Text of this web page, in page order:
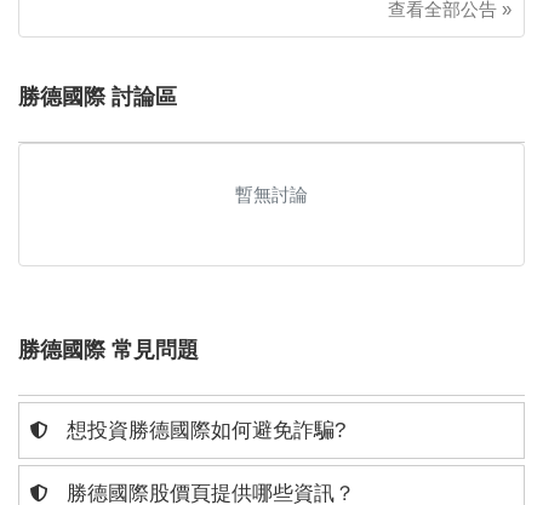
查看全部公告 »
勝德國際 討論區
暫無討論
勝德國際 常見問題
想投資勝德國際如何避免詐騙?
勝德國際股價頁提供哪些資訊？